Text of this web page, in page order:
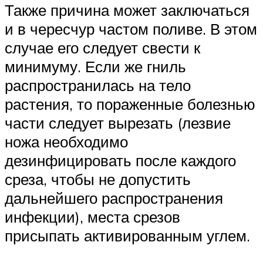
Также причина может заключаться
и в чересчур частом поливе. В этом
случае его следует свести к
минимуму. Если же гниль
распространилась на тело
растения, то пораженные болезнью
части следует вырезать (лезвие
ножа необходимо
дезинфицировать после каждого
среза, чтобы не допустить
дальнейшего распространения
инфекции), места срезов
присыпать активированным углем.